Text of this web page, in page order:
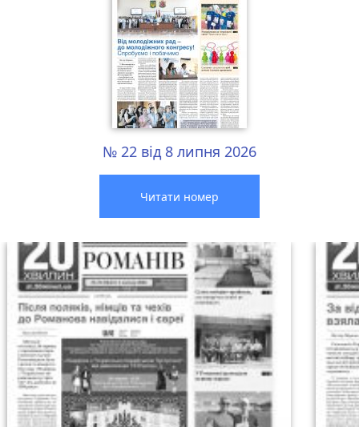
№ 22 від 8 липня 2026
Читати номер